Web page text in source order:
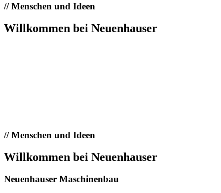
//Menschen und Ideen
Willkommen bei Neuenhauser
//Menschen und Ideen
Willkommen bei Neuenhauser
Neuenhauser Maschinenbau